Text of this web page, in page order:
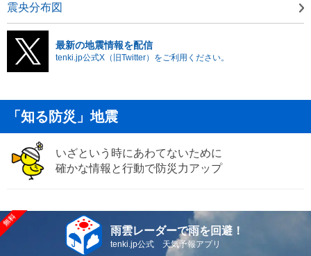
震央分布図
最新の地震情報を配信
tenki.jp公式X（旧Twitter）をご利用ください。
「知る防災」地震
いざという時にあわてないために
確かな情報と行動で防災力アップ
雨雲レーダーで雨を回避！
tenki.jp公式 天気予報アプリ